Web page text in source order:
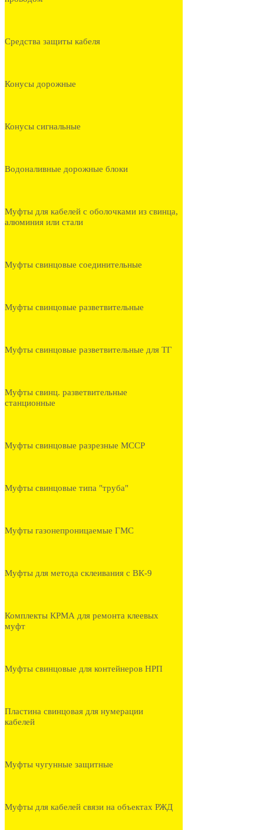
Средства защиты кабеля
Конусы дорожные
Конусы сигнальные
Водоналивные дорожные блоки
Муфты для кабелей с оболочками из свинца,
алюминия или стали
Муфты свинцовые соединительные
Муфты свинцовые разветвительные
Муфты свинцовые разветвительные для ТГ
Муфты свинц. разветвительные
станционные
Муфты свинцовые разрезные МССР
Муфты свинцовые типа "труба"
Муфты газонепроницаемые ГМС
Муфты для метода склеивания с ВК-9
Комплекты КРМА для ремонта клеевых
муфт
Муфты свинцовые для контейнеров НРП
Пластина свинцовая для нумерации
кабелей
Муфты чугунные защитные
Муфты для кабелей связи на объектах РЖД